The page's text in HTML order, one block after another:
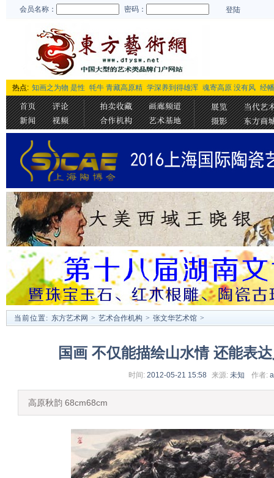
会员名称： 密码： 登陆
热点: 知画之为物 是性 牦牛 青藏高原精 学深养到得雄浑 魂寄高原 没有风 经
当前位置: 东方艺术网 > 艺术合作机构 > 张文华艺术馆 >
国画 不仅能描绘山水情 还能表
时间: 2012-05-21 15:58 来源: 未知 作者:
高原秋韵 68cm68cm